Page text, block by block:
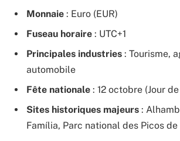
Monnaie : Euro (EUR)
Fuseau horaire : UTC+1
Principales industries : Tourisme,
automobile
Fête nationale : 12 octobre (Jour
Sites historiques majeurs :
Família, Parc national des Picos de